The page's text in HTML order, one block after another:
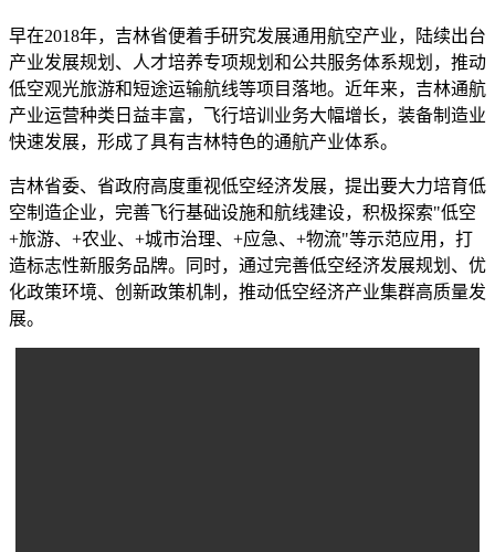
早在2018年，吉林省便着手研究发展通用航空产业，陆续出台
产业发展规划、人才培养专项规划和公共服务体系规划，推动
低空观光旅游和短途运输航线等项目落地。近年来，吉林通航
产业运营种类日益丰富，飞行培训业务大幅增长，装备制造业
快速发展，形成了具有吉林特色的通航产业体系。
吉林省委、省政府高度重视低空经济发展，提出要大力培育低
空制造企业，完善飞行基础设施和航线建设，积极探索"低空
+旅游、+农业、+城市治理、+应急、+物流"等示范应用，打
造标志性新服务品牌。同时，通过完善低空经济发展规划、优
化政策环境、创新政策机制，推动低空经济产业集群高质量发
展。